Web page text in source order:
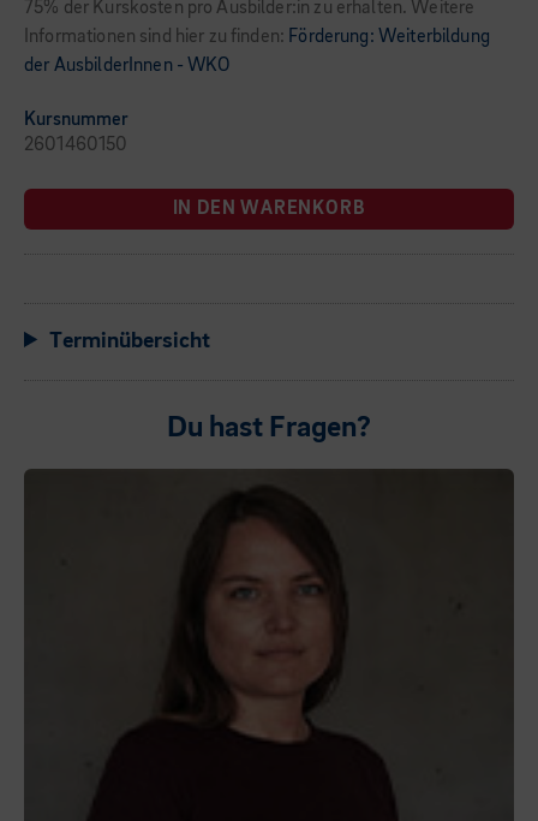
75% der Kurskosten pro Ausbilder:in zu erhalten. Weitere
Informationen sind hier zu finden: Förderung: Weiterbildung
der AusbilderInnen - WKO
Kursnummer
2601460150
IN DEN WARENKORB
Terminübersicht
Du hast Fragen?